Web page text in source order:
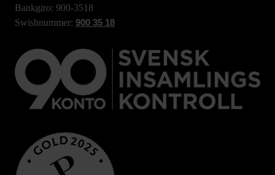
Bankgiro: 900-3518
Swishnummer: 900 35 18